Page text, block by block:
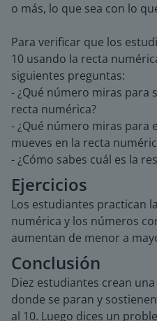
o más, lo que sea con lo
Para verificar que los
10 usando la recta
siguientes preguntas:
- ¿Qué número miras para
recta numérica?
- ¿Qué número miras para
mueves en la recta
- ¿Cómo sabes cuál es la
Ejercicios
Los estudiantes practican
numérica y los números
aumentan de menor a
Conclusión
Diez estudiantes crean
donde se paran y
al 10. Luego dices un